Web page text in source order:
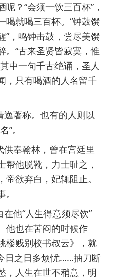
？“会须一饮三百杯”，
喝就喝三百杯。“钟鼓馔
”，鸣钟击鼓，尝尽美馔
。“古来圣贤皆寂寞，惟
中一句千古绝诵，圣人
，只有喝酒的人名留千
逸著称。也有的人则以
。
奉翰林，曾在宫廷里
他脱靴，力士耻之，
欲弃白，妃辄阻止。
在他“人生得意须尽饮”
他也在苦闷的时候作
楼贱别校书叔云》，就
日之日多烦忧……抽刀断
，人生在世不稍意，明